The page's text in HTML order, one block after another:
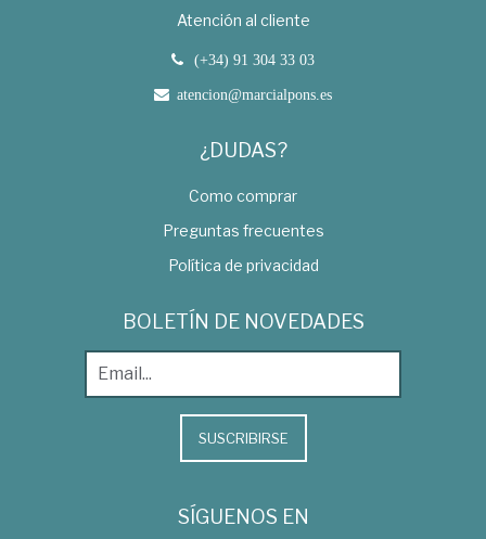
Atención al cliente
(+34) 91 304 33 03
atencion@marcialpons.es
¿DUDAS?
Como comprar
Preguntas frecuentes
Política de privacidad
BOLETÍN DE NOVEDADES
SUSCRIBIRSE
SÍGUENOS EN